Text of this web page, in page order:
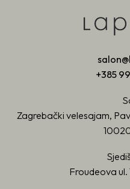
+385
Zagrebački velesajam,
Froudeova ul.